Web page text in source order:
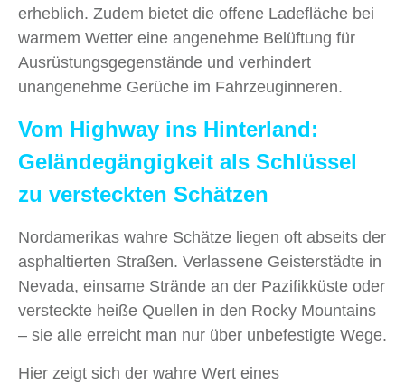
erheblich. Zudem bietet die offene Ladefläche bei
warmem Wetter eine angenehme Belüftung für
Ausrüstungsgegenstände und verhindert
unangenehme Gerüche im Fahrzeuginneren.
Vom Highway ins Hinterland:
Geländegängigkeit als Schlüssel
zu versteckten Schätzen
Nordamerikas wahre Schätze liegen oft abseits der
asphaltierten Straßen. Verlassene Geisterstädte in
Nevada, einsame Strände an der Pazifikküste oder
versteckte heiße Quellen in den Rocky Mountains
– sie alle erreicht man nur über unbefestigte Wege.
Hier zeigt sich der wahre Wert eines